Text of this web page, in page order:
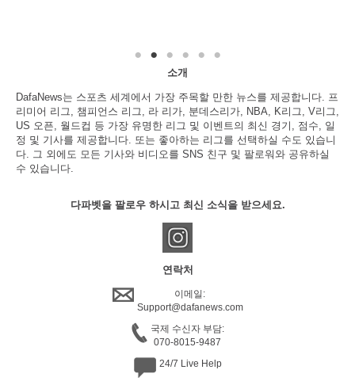
소개
DafaNews는 스포츠 세계에서 가장 주목할 만한 뉴스를 제공합니다. 프
리미어 리그, 챔피언스 리그, 라 리가, 분데스리가, NBA, K리그, V리그,
US 오픈, 월드컵 등 가장 유명한 리그 및 이벤트의 최신 경기, 점수, 일
정 및 기사를 제공합니다. 또는 좋아하는 리그를 선택하실 수도 있습니
다. 그 외에도 모든 기사와 비디오를 SNS 친구 및 팔로워와 공유하실
수 있습니다.
다파벳을 팔로우 하시고 최신 소식을 받으세요.
연락처
이메일:
Support@dafanews.com
국제 수신자 부담:
070-8015-9487
24/7 Live Help